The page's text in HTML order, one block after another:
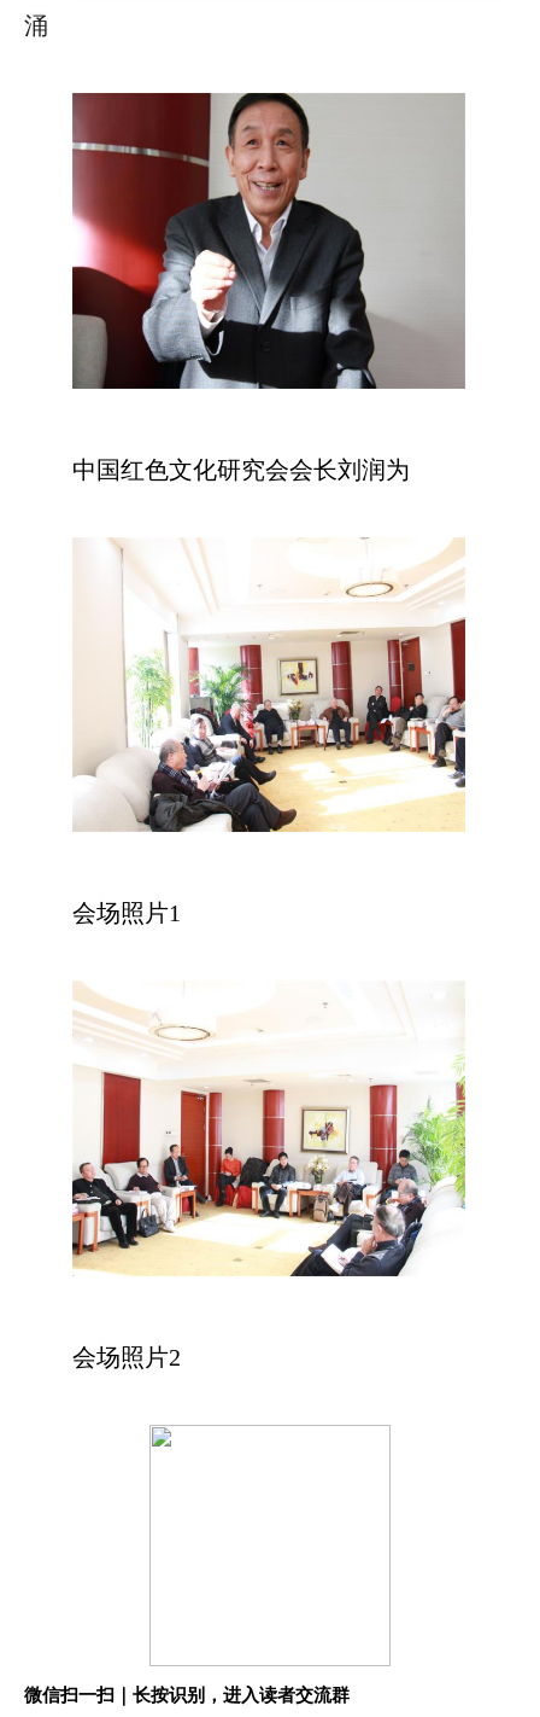
涌
中国红色文化研究会会长刘润为
会场照片1
会场照片2
微信扫一扫｜长按识别，进入读者交流群